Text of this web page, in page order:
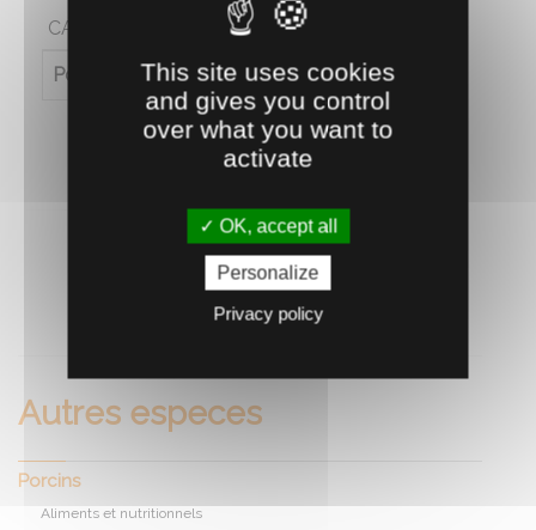
CARACTÉRISTIQUES
Poids (en kg) 55
RECOMMANDEZ CE PRODUIT À UN AMI
Autres especes
Porcins
Aliments et nutritionnels
This site uses cookies
and gives you control
over what you want to
activate
OK, accept all
Personalize
Privacy policy